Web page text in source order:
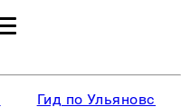
Гид по Ульяновску